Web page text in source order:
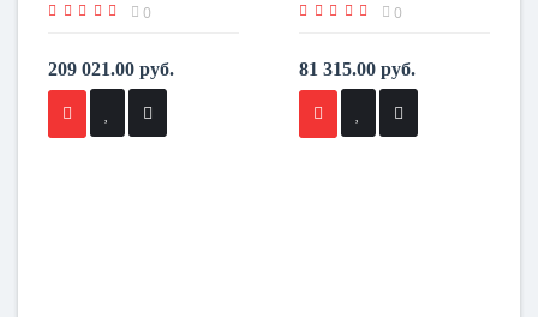
0
209 021.00 руб.
0
81 315.00 руб.